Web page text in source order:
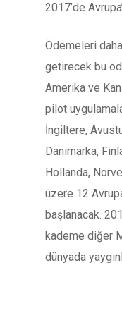
2017’de
Ödemeleri
getirecek bu
Amerika ve
pilot
İngiltere,
Danimarka,
Hollanda,
üzere 12
başlanacak.
kademe diğer
dünyada